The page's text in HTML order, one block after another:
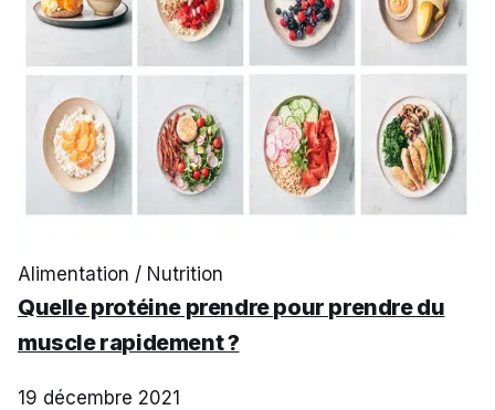
Alimentation / Nutrition
Quelle protéine prendre pour prendre du
muscle rapidement ?
19 décembre 2021